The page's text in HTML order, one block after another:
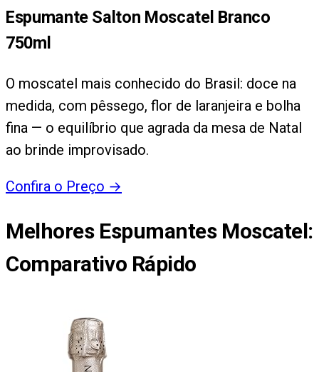
Espumante Salton Moscatel Branco
750ml
O moscatel mais conhecido do Brasil: doce na
medida, com pêssego, flor de laranjeira e bolha
fina — o equilíbrio que agrada da mesa de Natal
ao brinde improvisado.
Confira o Preço →
Melhores Espumantes Moscatel:
Comparativo Rápido